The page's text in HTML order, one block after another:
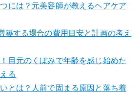
には？元美容師が教えるヘアケア
築する場合の費用目安と計画の考え
目元のくぼみで年齢を感じ始めた
る
とは？人前で固まる原因と落ち着